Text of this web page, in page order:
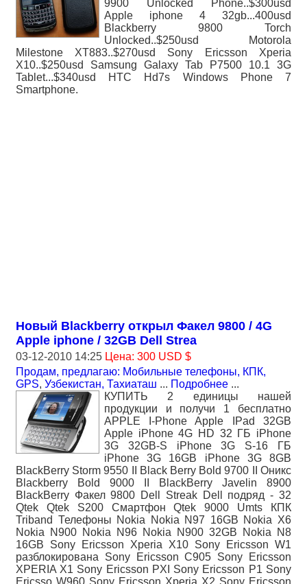
9900 Unlocked Phone..$300usd
Apple iphone 4 32gb...400usd
Blackberry 9800 Torch
Unlocked..$250usd Motorola
Milestone XT883..$270usd Sony Ericsson Xperia
X10..$250usd Samsung Galaxy Tab P7500 10.1 3G
Tablet...$340usd HTC Hd7s Windows Phone 7
Smartphone.
Новый Blackberry открыл Факел 9800 / 4G
Apple iphone / 32GB Dell Strea
03-12-2010 14:25 Цена: 300 USD $
Продам, предлагаю: Мобильные телефоны, КПК,
GPS, Узбекистан, Тахиаташ ... Подробнее ...
КУПИТЬ 2 единицы нашей
продукции и получи 1 бесплатно
APPLE I-Phone Apple IPad 32GB
Apple iPhone 4G HD 32 ГБ iPhone
3G 32GB-S iPhone 3G S-16 ГБ
iPhone 3G 16GB iPhone 3G 8GB
BlackBerry Storm 9550 II Black Berry Bold 9700 II Оникс
Blackberry Bold 9000 II BlackBerry Javelin 8900
BlackBerry Факел 9800 Dell Streak Dell подряд - 32
Qtek Qtek S200 Смартфон Qtek 9000 Umts КПК
Triband Телефоны Nokia Nokia N97 16GB Nokia X6
Nokia N900 Nokia N96 Nokia N900 32GB Nokia N8
16GB Sony Ericsson Xperia X10 Sony Ericsson W1
разблокирована Sony Ericsson C905 Sony Ericsson
XPERIA X1 Sony Ericsson PXI Sony Ericsson P1 Sony
Ericsso W960 Sony Ericsson Xperia X2 Sony Ericsson